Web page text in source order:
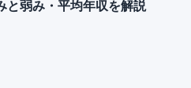
と弱み・平均年収を解説